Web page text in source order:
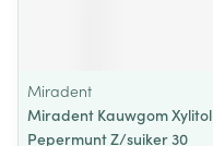
Miradent
Miradent Kauwgom Xylitol
Pepermunt Z/suiker 30